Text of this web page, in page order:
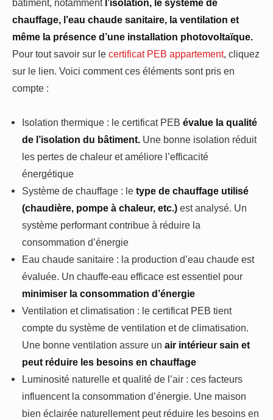
bâtiment, notammentl’isolation, le système de
chauffage, l’eau chaude sanitaire, la ventilation et
même la présence d’une installation photovoltaïque.
Pour tout savoir sur le certificat PEB appartement, cliquez
sur le lien. Voici comment ces éléments sont pris en
compte :
Isolation thermique : le certificat PEBévalue la qualité
de l’isolation du bâtiment. Une bonne isolation réduit
les pertes de chaleur et améliore l’efficacité
énergétique
Système de chauffage : letype de chauffage utilisé
(chaudière, pompe à chaleur, etc.)est analysé. Un
système performant contribue à réduire la
consommation d’énergie
Eau chaude sanitaire : la production d’eau chaude est
évaluée. Un chauffe-eau efficace est essentiel pour
minimiser la consommation d’énergie
Ventilation et climatisation : le certificat PEB tient
compte du système de ventilation et de climatisation.
Une bonne ventilation assure unair intérieur sain et
peut réduire les besoins en chauffage
Luminosité naturelle et qualité de l’air : ces facteurs
influencent la consommation d’énergie. Une maison
bien éclairée naturellement peut réduire les besoins en